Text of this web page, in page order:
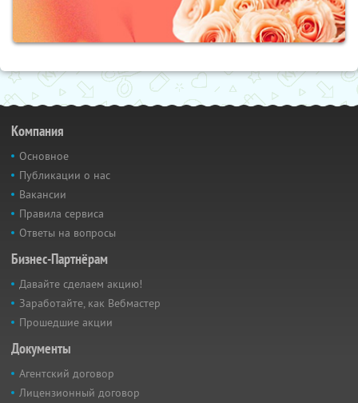
Компания
Основное
Публикации о нас
Вакансии
Правила сервиса
Ответы на вопросы
Бизнес-Партнёрам
Давайте сделаем акцию!
Заработайте, как Вебмастер
Прошедшие акции
Документы
Агентский договор
Лицензионный договор